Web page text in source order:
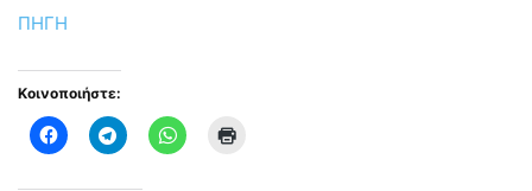
ΠΗΓΗ
Κοινοποιήστε: